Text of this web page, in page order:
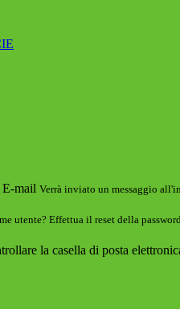
E-mail Verrà inviato un messaggio
utente? Effettua il reset della
la casella di posta